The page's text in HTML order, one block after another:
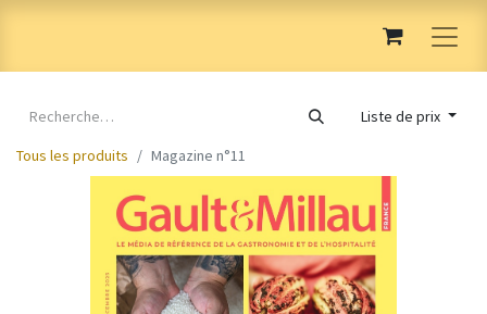
Liste de prix
Tous les produits
Magazine n°11